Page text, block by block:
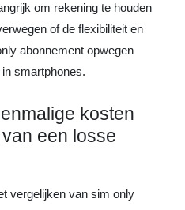
om rekening te houden
of de flexibiliteit en
abonnement opwegen
smartphones.
kosten
een losse
vergelijken van sim only